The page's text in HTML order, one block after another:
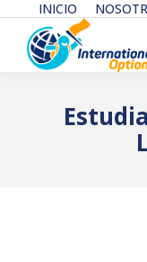
INICIO